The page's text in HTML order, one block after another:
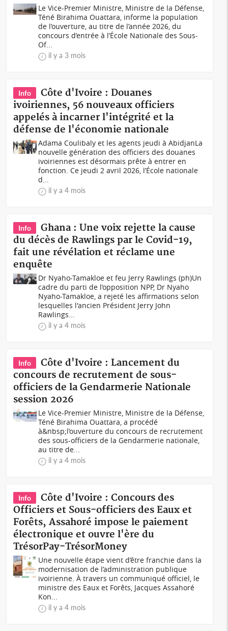
Le Vice-Premier Ministre, Ministre de la Défense,
Téné Birahima Ouattara, informe la population
de l’ouverture, au titre de l’année 2026, du
concours d’entrée à l’École Nationale des Sous-
Of...
il y a 3 mois
Info
Côte d'Ivoire : Douanes
ivoiriennes, 56 nouveaux officiers
appelés à incarner l'intégrité et la
défense de l'économie nationale
Adama Coulibaly et les agents jeudi à AbidjanLa
nouvelle génération des officiers des douanes
ivoiriennes est désormais prête à entrer en
fonction. Ce jeudi 2 avril 2026, l’École nationale
d...
il y a 4 mois
Info
Ghana : Une voix rejette la cause
du décès de Rawlings par le Covid-19,
fait une révélation et réclame une
enquête
Dr Nyaho-Tamakloe et feu Jerry Rawlings (ph)Un
cadre du parti de l’opposition NPP, Dr Nyaho
Nyaho-Tamakloe, a rejeté les affirmations selon
lesquelles l'ancien Président Jerry John
Rawlings...
il y a 4 mois
Info
Côte d'Ivoire : Lancement du
concours de recrutement de sous-
officiers de la Gendarmerie Nationale
session 2026
Le Vice-Premier Ministre, Ministre de la Défense,
Téné Birahima Ouattara, a procédé
à&nbsp;l’ouverture du concours de recrutement
des sous-officiers de la Gendarmerie nationale,
au titre de...
il y a 4 mois
Info
Côte d'Ivoire : Concours des
Officiers et Sous-officiers des Eaux et
Forêts, Assahoré impose le paiement
électronique et ouvre l'ère du
TrésorPay-TrésorMoney
Une nouvelle étape vient d’être franchie dans la
modernisation de l’administration publique
ivoirienne. À travers un communiqué officiel, le
ministre des Eaux et Forêts, Jacques Assahoré
Kon...
il y a 4 mois